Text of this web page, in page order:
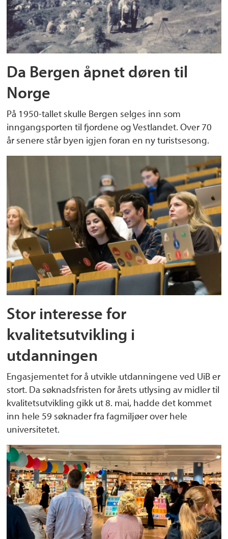
Da Bergen åpnet døren til
Norge
På 1950-tallet skulle Bergen selges inn som
inngangsporten til fjordene og Vestlandet. Over 70
år senere står byen igjen foran en ny turistsesong.
Stor interesse for
kvalitetsutvikling i
utdanningen
Engasjementet for å utvikle utdanningene ved UiB er
stort. Da søknadsfristen for årets utlysing av midler til
kvalitetsutvikling gikk ut 8. mai, hadde det kommet
inn hele 59 søknader fra fagmiljøer over hele
universitetet.